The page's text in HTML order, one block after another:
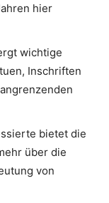
hier
wichtige
Inschriften
bietet die
über die
von